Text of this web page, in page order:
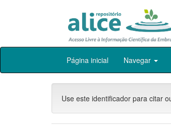
Skip
Página inicial Navegar
Use este identificador para citar